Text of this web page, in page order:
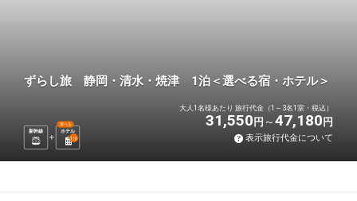
ずらし旅 静岡・清水・焼津 1泊＜選べる宿・ホテル＞
新幹線 ホテル
選べる
1 泊
大人1名様あたり 旅行代金（1～3名1室・税込）
31,550 円 47,180 円
表示旅行代金について